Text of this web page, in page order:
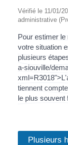
Vérifié le 11/01/
administrative
Pour estimer
votre situation
plusieurs
a-siouville/
tiennent
le plus souvent
Plusieurs